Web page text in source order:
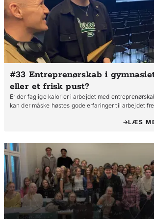
#33 Entreprenørskab i
eller et frisk pust?
Er der faglige kalorier i arbejdet med
kan der måske høstes gode erfaringer til arbejdet
LÆS